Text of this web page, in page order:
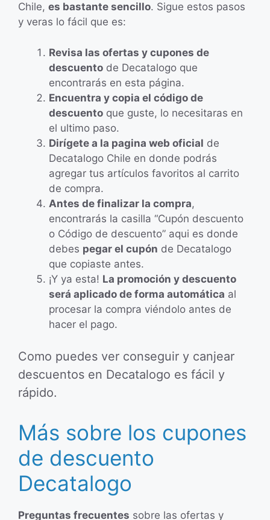
Chile, es bastante sencillo. Sigue estos pasos
y veras lo fácil que es:
Revisa las ofertas y cupones de
descuento de Decatalogo que
encontrarás en esta página.
Encuentra y copia el código de
descuento que guste, lo necesitaras en
el ultimo paso.
Dirígete a la pagina web oficial de
Decatalogo Chile en donde podrás
agregar tus artículos favoritos al carrito
de compra.
Antes de finalizar la compra,
encontrarás la casilla “Cupón descuento
o Código de descuento” aqui es donde
debes pegar el cupón de Decatalogo
que copiaste antes.
¡Y ya esta! La promoción y descuento
será aplicado de forma automática al
procesar la compra viéndolo antes de
hacer el pago.
Como puedes ver conseguir y canjear
descuentos en Decatalogo es fácil y
rápido.
Más sobre los cupones
de descuento
Decatalogo
Preguntas frecuentes sobre las ofertas y